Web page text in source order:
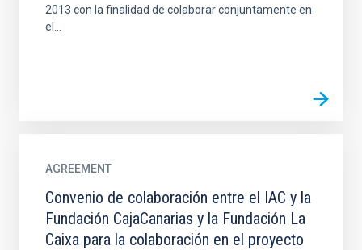
2013 con la finalidad de colaborar conjuntamente en
el...
AGREEMENT
Convenio de colaboración entre el IAC y la
Fundación CajaCanarias y la Fundación La
Caixa para la colaboración en el proyecto